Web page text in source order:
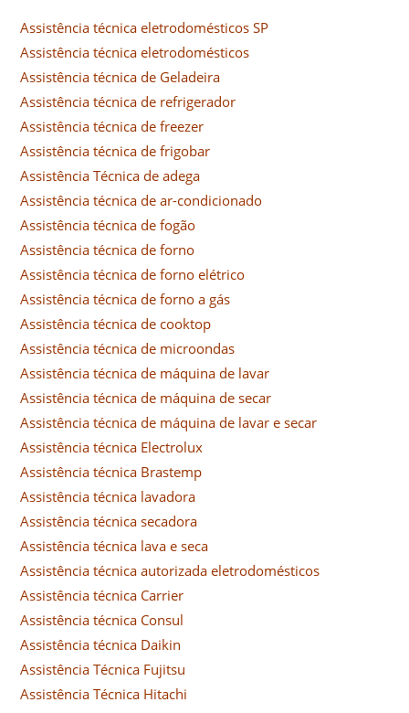
Assistência técnica eletrodomésticos SP
Assistência técnica eletrodomésticos
Assistência técnica de Geladeira
Assistência técnica de refrigerador
Assistência técnica de freezer
Assistência técnica de frigobar
Assistência Técnica de adega
Assistência técnica de ar-condicionado
Assistência técnica de fogão
Assistência técnica de forno
Assistência técnica de forno elétrico
Assistência técnica de forno a gás
Assistência técnica de cooktop
Assistência técnica de microondas
Assistência técnica de máquina de lavar
Assistência técnica de máquina de secar
Assistência técnica de máquina de lavar e secar
Assistência técnica Electrolux
Assistência técnica Brastemp
Assistência técnica lavadora
Assistência técnica secadora
Assistência técnica lava e seca
Assistência técnica autorizada eletrodomésticos
Assistência técnica Carrier
Assistência técnica Consul
Assistência técnica Daikin
Assistência Técnica Fujitsu
Assistência Técnica Hitachi